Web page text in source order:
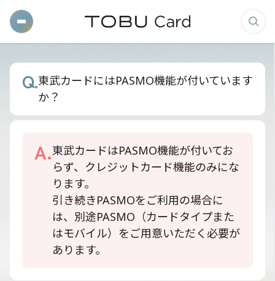
メ
ニ
ュ
ー
開
検
索
画
表
Q.東武カードにはPASMO機能が付いています
か？
A.東武カードはPASMO機能が付いてお
らず、クレジットカード機能のみにな
ります。
引き続きPASMOをご利用の場合に
は、別途PASMO（カードタイプまた
はモバイル）をご用意いただく必要が
あります。